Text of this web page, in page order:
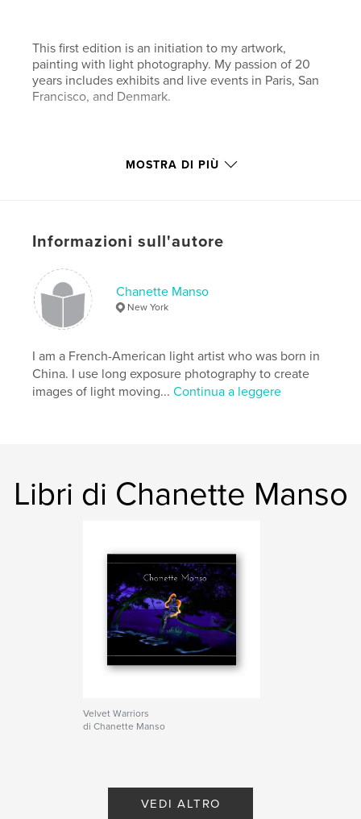
This first edition is an initiation to my artwork,
painting with light photography. My passion of 20
years includes exhibits and live events in Paris, San
Francisco, and Denmark.
More current information online at:
Funzionalità e dettagli
Categoria principale:
Formato del progetto:Quadrato piccolo, 18×18 cm
N° di pagine:
40
Data di pubblicazione:
Parole chiave
image by image video , san francisco ,
body paint uv objets dance
MOSTRA DI PIÙ
Informazioni sull'autore
Chanette Manso
New York
I am a French-American light artist who was born in
China. I use long exposure photography to create
images of light moving...Continua a leggere
Libri di Chanette Manso
Velvet Warriors
di Chanette Manso
VEDI ALTRO